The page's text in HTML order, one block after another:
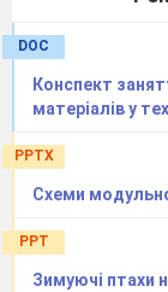
DOC
Конспект
матеріалів у
PPTX
Схеми
PPT
Зимуючі птахи